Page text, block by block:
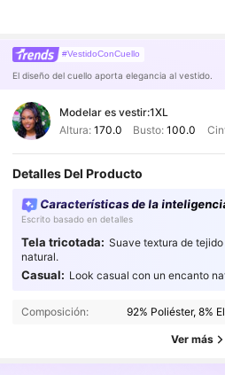
#VestidoConCuello
El diseño del cuello aporta elegancia al vestido.
Modelar es vestir:1XL
Altura: 170.0 Busto:100.0
Detalles Del Producto
Características de la
Escrito basado en detalles
Tela tricotada: Suave textura de
natural.
Casual: Look casual con un encanto
Composición: 92% Poliéster, 8%
Ver más
4.87 629K Seguidores